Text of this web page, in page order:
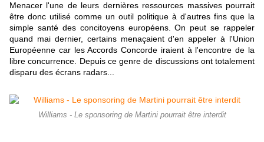
Menacer l'une de leurs dernières ressources massives pourrait
être donc utilisé comme un outil politique à d'autres fins que la
simple santé des concitoyens européens. On peut se rappeler
quand mai dernier, certains menaçaient d'en appeler à l'Union
Européenne car les Accords Concorde iraient à l'encontre de la
libre concurrence. Depuis ce genre de discussions ont totalement
disparu des écrans radars...
Williams - Le sponsoring de Martini pourrait être interdit